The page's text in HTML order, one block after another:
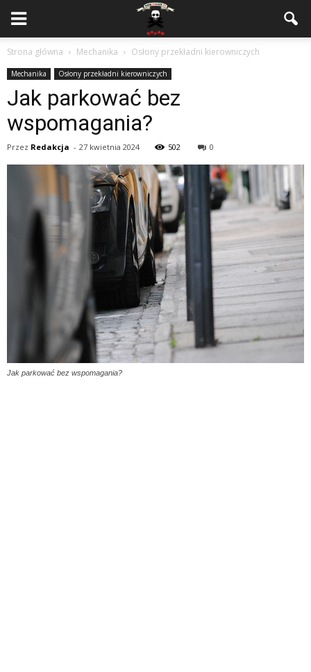
Strona główna Mechanika Osłony przekładni kierowniczych
Mechanika Osłony przekładni kierowniczych
Jak parkować bez
wspomagania?
Przez Redakcja - 27 kwietnia 2024 502 0
Jak parkować bez wspomagania?